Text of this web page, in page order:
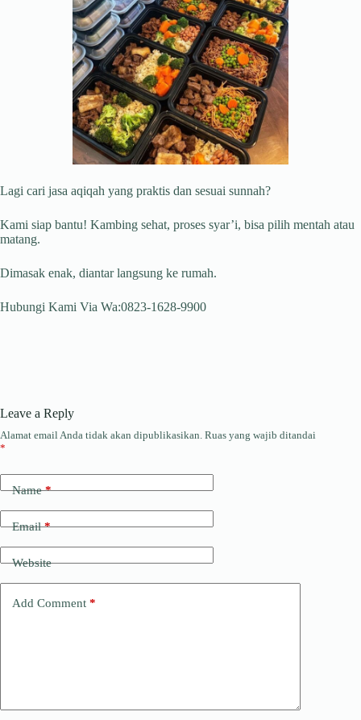
Lagi cari jasa aqiqah yang praktis dan sesuai sunnah?
Kami siap bantu! Kambing sehat, proses syar’i, bisa pilih mentah atau
matang.
Dimasak enak, diantar langsung ke rumah.
Hubungi Kami Via Wa:0823-1628-9900
Leave a Reply
Alamat email Anda tidak akan dipublikasikan. Ruas yang wajib ditandai
*
Name*
Email*
Website
Add Comment *